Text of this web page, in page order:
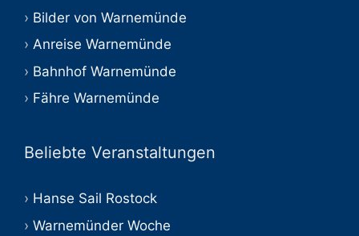
Bilder von Warnemünde
Anreise Warnemünde
Bahnhof Warnemünde
Fähre Warnemünde
Beliebte Veranstaltungen
Hanse Sail Rostock
Warnemünder Woche